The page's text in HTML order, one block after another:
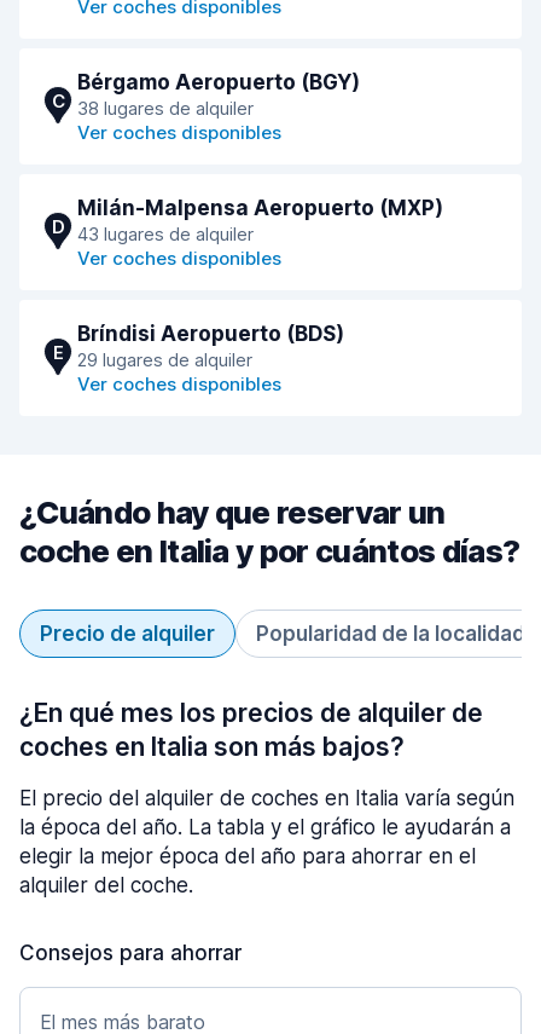
Ver coches disponibles
C
Bérgamo Aeropuerto (BGY)
38 lugares de alquiler
Ver coches disponibles
D
Milán-Malpensa Aeropuerto (MXP)
43 lugares de alquiler
Ver coches disponibles
E
Bríndisi Aeropuerto (BDS)
29 lugares de alquiler
Ver coches disponibles
¿Cuándo hay que reservar un
coche en Italia y por cuántos días?
Precio de alquiler Popularidad de la localidad
¿En qué mes los precios de alquiler de
coches en Italia son más bajos?
El precio del alquiler de coches en Italia varía según
la época del año. La tabla y el gráfico le ayudarán a
elegir la mejor época del año para ahorrar en el
alquiler del coche.
Consejos para ahorrar
El mes más barato